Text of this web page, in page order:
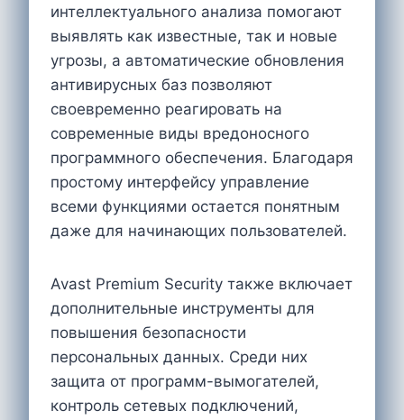
интеллектуального анализа помогают
выявлять как известные, так и новые
угрозы, а автоматические обновления
антивирусных баз позволяют
своевременно реагировать на
современные виды вредоносного
программного обеспечения. Благодаря
простому интерфейсу управление
всеми функциями остается понятным
даже для начинающих пользователей.
Avast Premium Security также включает
дополнительные инструменты для
повышения безопасности
персональных данных. Среди них
защита от программ-вымогателей,
контроль сетевых подключений,